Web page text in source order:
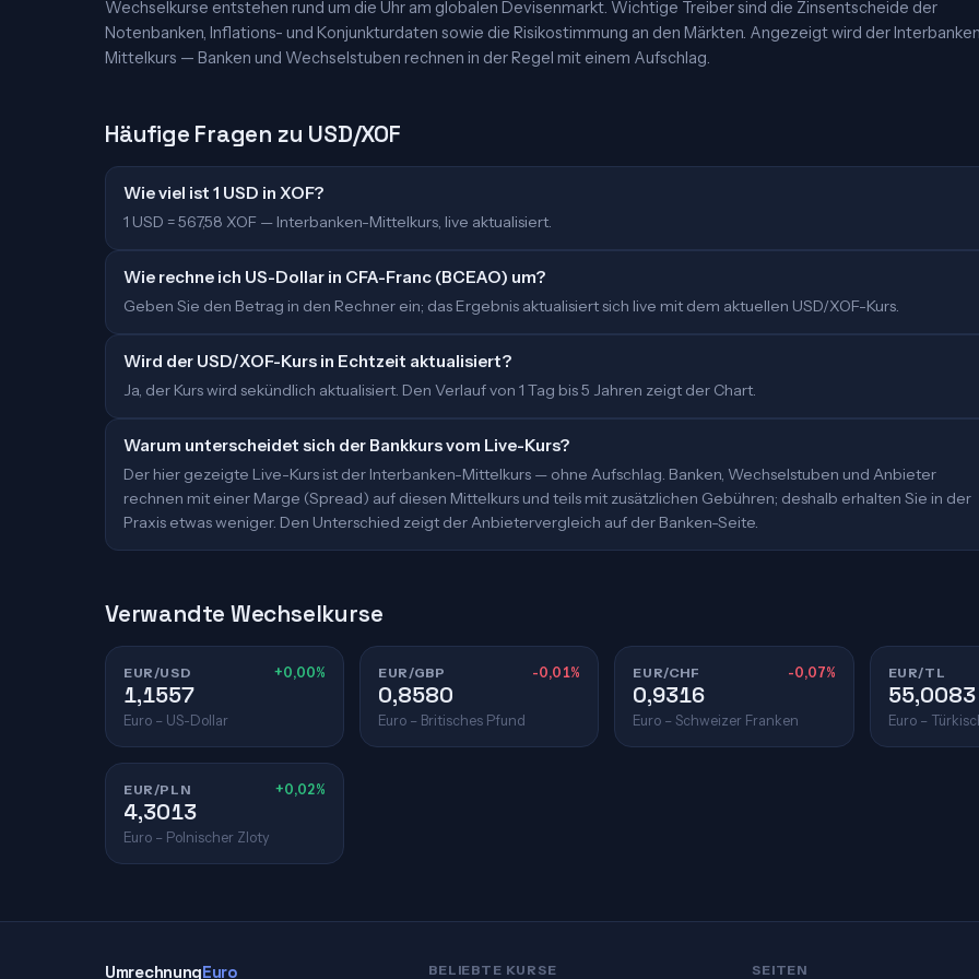
Wechselkurse entstehen rund um die Uhr am globalen Devisenmarkt. Wichtige Treiber sind die Zinsentscheide der
Notenbanken, Inflations- und Konjunkturdaten sowie die Risikostimmung an den Märkten. Angezeigt wird der
Mittelkurs — Banken und Wechselstuben rechnen in der Regel mit einem Aufschlag.
Häufige Fragen zu USD/XOF
Wie viel ist 1 USD in XOF?
1 USD = 567,58 XOF — Interbanken-Mittelkurs, live aktualisiert.
Wie rechne ich US-Dollar in CFA-Franc (BCEAO) um?
Geben Sie den Betrag in den Rechner ein; das Ergebnis aktualisiert sich live mit dem aktuellen USD/XOF-Kurs.
Wird der USD/XOF-Kurs in Echtzeit aktualisiert?
Ja, der Kurs wird sekündlich aktualisiert. Den Verlauf von 1 Tag bis 5 Jahren zeigt der Chart.
Warum unterscheidet sich der Bankkurs vom Live-Kurs?
Der hier gezeigte Live-Kurs ist der Interbanken-Mittelkurs — ohne Aufschlag. Banken, Wechselstuben und Anbieter
rechnen mit einer Marge (Spread) auf diesen Mittelkurs und teils mit zusätzlichen Gebühren; deshalb erhalten Sie in der
Praxis etwas weniger. Den Unterschied zeigt der Anbietervergleich auf der Banken-Seite.
Verwandte Wechselkurse
EUR/USD +0,00%
1,1557
Euro – US-Dollar
EUR/GBP -0,01%
0,8580
Euro – Britisches Pfund
EUR/CHF -0,07%
0,9316
Euro – Schweizer Franken
EUR/TL
55,0083
Euro –
EUR/PLN +0,02%
4,3013
Euro – Polnischer Zloty
UmrechnungEuro BELIEBTE KURSE SEITEN